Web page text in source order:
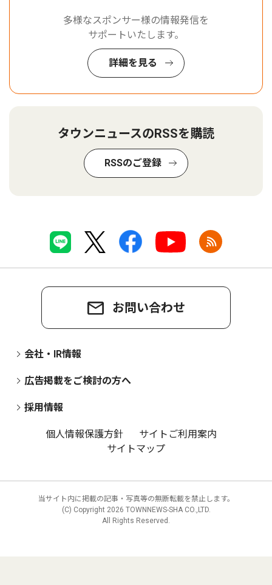
多様なスポンサー様の情報発信を
サポートいたします。
詳細を見る
タウンニュースのRSSを購読
RSSのご登録
お問い合わせ
会社・IR情報
広告掲載をご検討の方へ
採用情報
個人情報保護方針
サイトご利用案内
サイトマップ
当サイト内に掲載の記事・写真等の無断転載を禁止します。
(C) Copyright 2026 TOWNNEWS-SHA CO.,LTD.
All Rights Reserved.